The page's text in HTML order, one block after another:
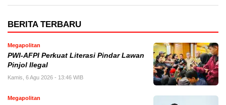
BERITA TERBARU
Megapolitan
PWI-AFPI Perkuat Literasi Pindar Lawan
Pinjol Ilegal
Kamis, 6 Agu 2026 - 13:46 WIB
Megapolitan